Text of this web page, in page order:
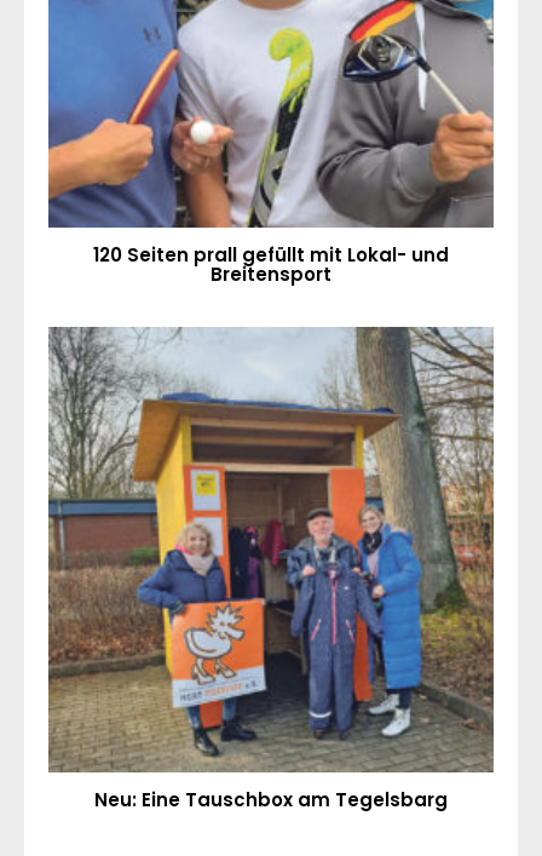
120 Seiten prall gefüllt mit Lokal- und
Breitensport
Neu: Eine Tauschbox am Tegelsbarg